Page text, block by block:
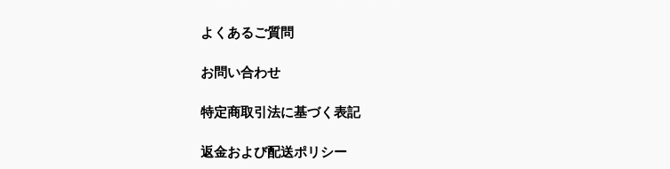
よくあるご質問
お問い合わせ
特定商取引法に基づく表記
返金および配送ポリシー